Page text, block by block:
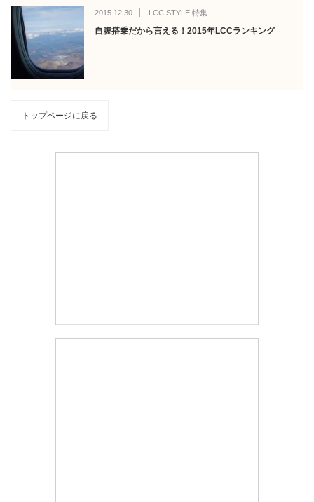
2015.12.30 LCC STYLE 特集
自腹搭乗だから言える！2015年LCCランキング
トップページに戻る